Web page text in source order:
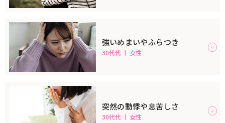
強いめまいやふらつき
30代代 女性
突然の動悸や息苦しさ
30代代 女性